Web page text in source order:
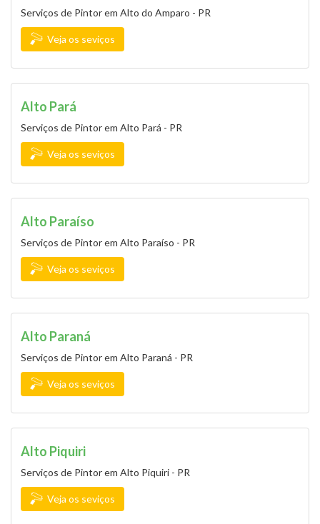
Serviços de Pintor em Alto do Amparo - PR
Veja os seviços
Alto Pará
Serviços de Pintor em Alto Pará - PR
Veja os seviços
Alto Paraíso
Serviços de Pintor em Alto Paraíso - PR
Veja os seviços
Alto Paraná
Serviços de Pintor em Alto Paraná - PR
Veja os seviços
Alto Piquiri
Serviços de Pintor em Alto Piquiri - PR
Veja os seviços